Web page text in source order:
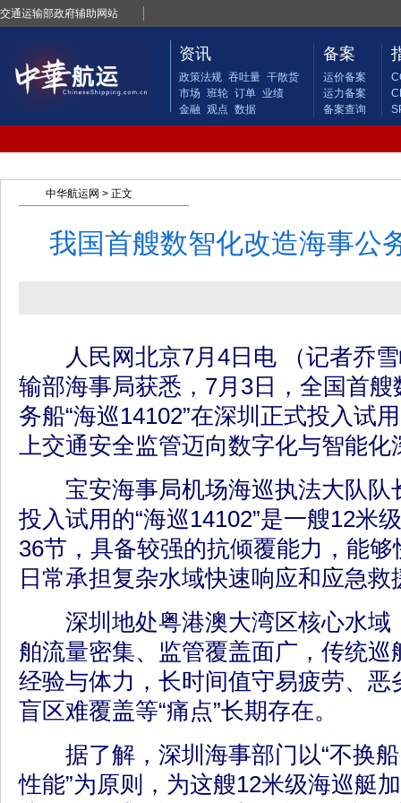
交通运输部政府辅助网站
资讯
政策法规 吞吐量 干散货
市场 班轮 订单 业绩
金融 观点 数据
备案
运价备案
运力备案
备案查询
中华航运网 > 正文
我国首艘数智化改造海事公
人民网北京7月4日电 （记者乔雪
输部海事局获悉，7月3日，全国首
务船“海巡14102”在深圳正式投入试
上交通安全监管迈向数字化与智能化
宝安海事局机场海巡执法大队队
投入试用的“海巡14102”是一艘12米
36节，具备较强的抗倾覆能力，能
日常承担复杂水域快速响应和应急
深圳地处粤港澳大湾区核心水域
舶流量密集、监管覆盖面广，传统
经验与体力，长时间值守易疲劳、恶
盲区难覆盖等“痛点”长期存在。
据了解，深圳海事部门以“不换船
性能”为原则，为这艘12米级海巡艇